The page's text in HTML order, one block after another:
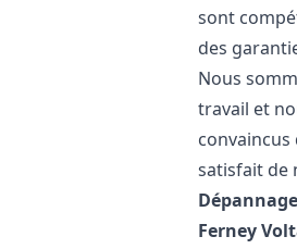
sont
des
Nous
travail et
convaincus
satisfait
Ferney